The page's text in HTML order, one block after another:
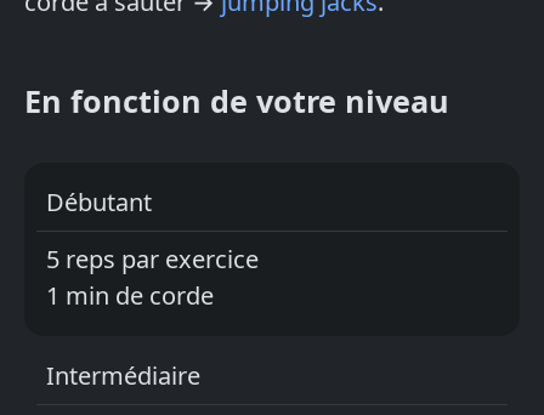
En fonction de votre niveau
Débutant
5 reps par exercice
1 min de corde
Intermédiaire